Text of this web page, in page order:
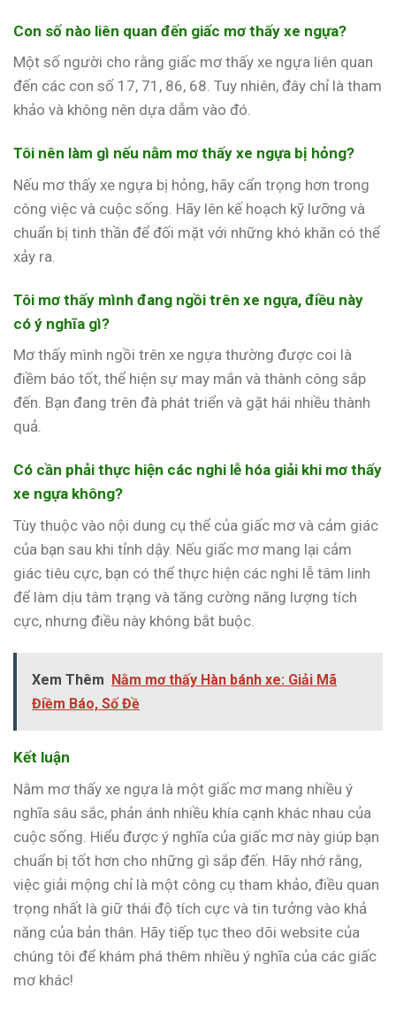
Con số nào liên quan đến giấc mơ thấy xe ngựa?
Một số người cho rằng giấc mơ thấy xe ngựa liên quan
đến các con số 17, 71, 86, 68. Tuy nhiên, đây chỉ là tham
khảo và không nên dựa dẫm vào đó.
Tôi nên làm gì nếu nằm mơ thấy xe ngựa bị hỏng?
Nếu mơ thấy xe ngựa bị hỏng, hãy cẩn trọng hơn trong
công việc và cuộc sống. Hãy lên kế hoạch kỹ lưỡng và
chuẩn bị tinh thần để đối mặt với những khó khăn có thể
xảy ra.
Tôi mơ thấy mình đang ngồi trên xe ngựa, điều này
có ý nghĩa gì?
Mơ thấy mình ngồi trên xe ngựa thường được coi là
điềm báo tốt, thể hiện sự may mắn và thành công sắp
đến. Bạn đang trên đà phát triển và gặt hái nhiều thành
quả.
Có cần phải thực hiện các nghi lễ hóa giải khi mơ thấy
xe ngựa không?
Tùy thuộc vào nội dung cụ thể của giấc mơ và cảm giác
của bạn sau khi tỉnh dậy. Nếu giấc mơ mang lại cảm
giác tiêu cực, bạn có thể thực hiện các nghi lễ tâm linh
để làm dịu tâm trạng và tăng cường năng lượng tích
cực, nhưng điều này không bắt buộc.
Xem Thêm Nằm mơ thấy Hàn bánh xe: Giải Mã
Điềm Báo, Số Đề
Kết luận
Nằm mơ thấy xe ngựa là một giấc mơ mang nhiều ý
nghĩa sâu sắc, phản ánh nhiều khía cạnh khác nhau của
cuộc sống. Hiểu được ý nghĩa của giấc mơ này giúp bạn
chuẩn bị tốt hơn cho những gì sắp đến. Hãy nhớ rằng,
việc giải mộng chỉ là một công cụ tham khảo, điều quan
trọng nhất là giữ thái độ tích cực và tin tưởng vào khả
năng của bản thân. Hãy tiếp tục theo dõi website của
chúng tôi để khám phá thêm nhiều ý nghĩa của các giấc
mơ khác!